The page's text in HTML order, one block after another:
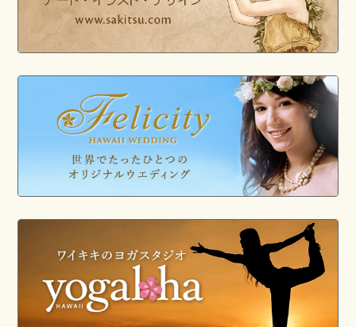
エンジェルストランペ
ット（ナーナーホヌア）、イプ、
コー（サトウキビ）
オヘ、ピリ
12/25/2017 ［植物］ マイア（リョウリバナ
ナ）を追加しました。
カエンボク（アフリカ
ヒカズラ（メキシカン・クリーパ
ー）
、オクトパスツリー（ハナフ
カキ） 、
ホウオウボク（ロイヤ
ル・ポインシアナ、オハイ・ウ
ラ）、ジャカランダ（シウンボ
ク）を追加しました。